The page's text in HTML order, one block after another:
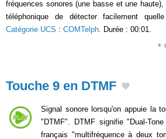
fréquences sonores (une basse et une
téléphonique de détecter facilement
Catégorie UCS : COMTelph . Durée : 00:01.
+
Touche 9 en DTMF
Signal sonore lorsqu'on appuie la
"DTMF". DTMF signifie "Dual-
français "multifréquence à deux